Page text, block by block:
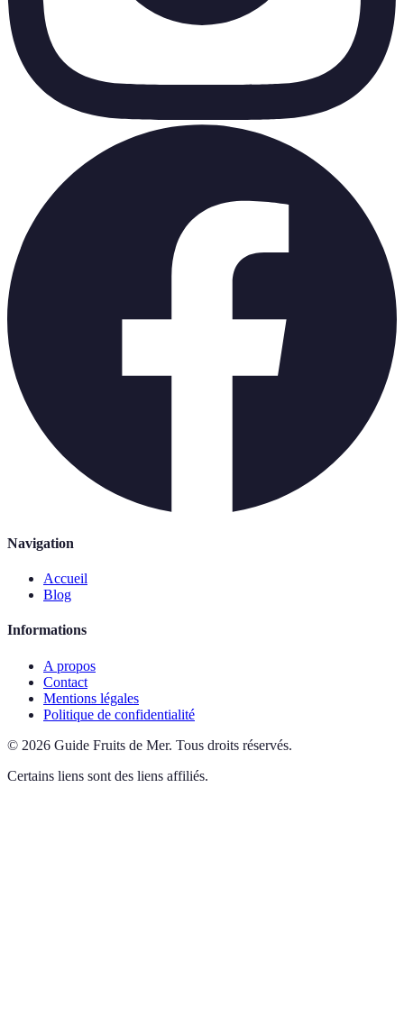
Navigation
Accueil
Blog
Informations
A propos
Contact
Mentions légales
Politique de confidentialité
© 2026 Guide Fruits de Mer. Tous droits réservés.
Certains liens sont des liens affiliés.